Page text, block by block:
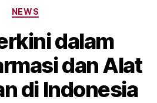
Alat
Kesehatan
Categories
NEWS
dalam
dan Alat
di Indonesia